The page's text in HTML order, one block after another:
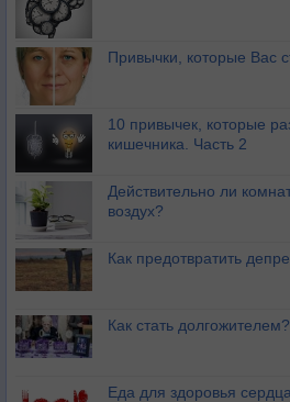
Привычки, которые Вас
10 привычек, которые
кишечника. Часть 2
Действительно ли
воздух?
Как предотвратить
Как стать долгожителем?
Еда для здоровья